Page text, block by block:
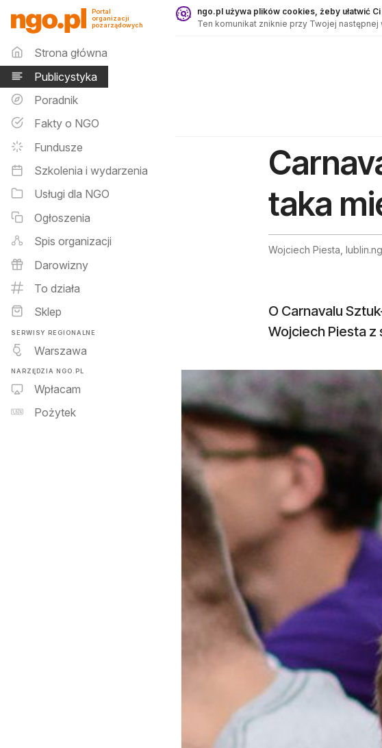
Publicystyka - ngo.pl
Portal
organizacji
pozarządowych
Menu główne
Strona główna
Publicystyka
Poradnik
Fakty o NGO
Fundusze
Szkolenia i wydarzenia
Usługi dla NGO
Ogłoszenia
Spis organizacji
Darowizny
To działa
Sklep
SERWISY REGIONALNE
Warszawa
NARZĘDZIA NGO.PL
Wpłacam
Pożytek
ngo.pl używa plików cookies, żeby ułatwić
Ten komunikat zniknie przy Twojej następnej
taka
Wojciech Piesta,
O Carnavalu
Wojciech Piesta z